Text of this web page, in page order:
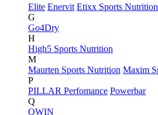
Elite Enervit Etixx Sports Nutrition
G
Go4Dry
H
High5 Sports Nutrition
M
Maurten Sports Nutrition Maxim
P
PILLAR Perfomance Powerbar
Q
QWIN